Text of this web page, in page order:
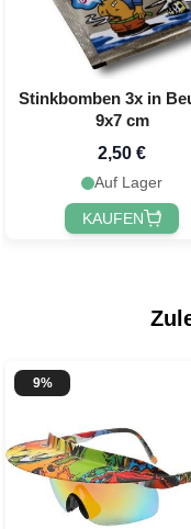
Stinkbomben 3x in
9x7 cm
2,50 €
Auf Lager
KAUFEN
9%